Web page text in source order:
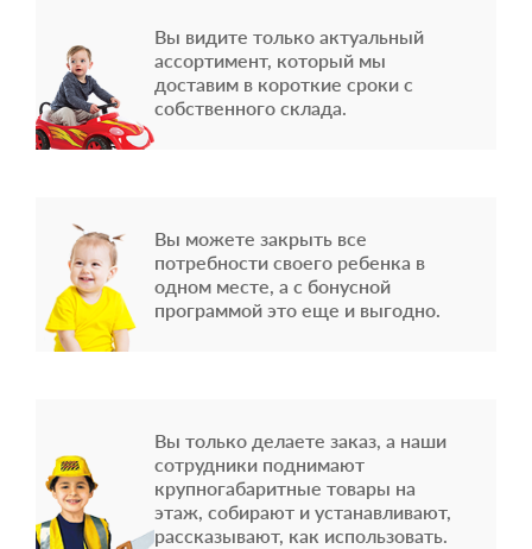
Вы видите только актуальный
ассортимент, который мы
доставим в короткие сроки с
собственного склада.
Вы можете закрыть все
потребности своего ребенка в
одном месте, а с бонусной
программой это еще и выгодно.
Вы только делаете заказ, а наши
сотрудники поднимают
крупногабаритные товары на
этаж, собирают и устанавливают,
рассказывают, как использовать.